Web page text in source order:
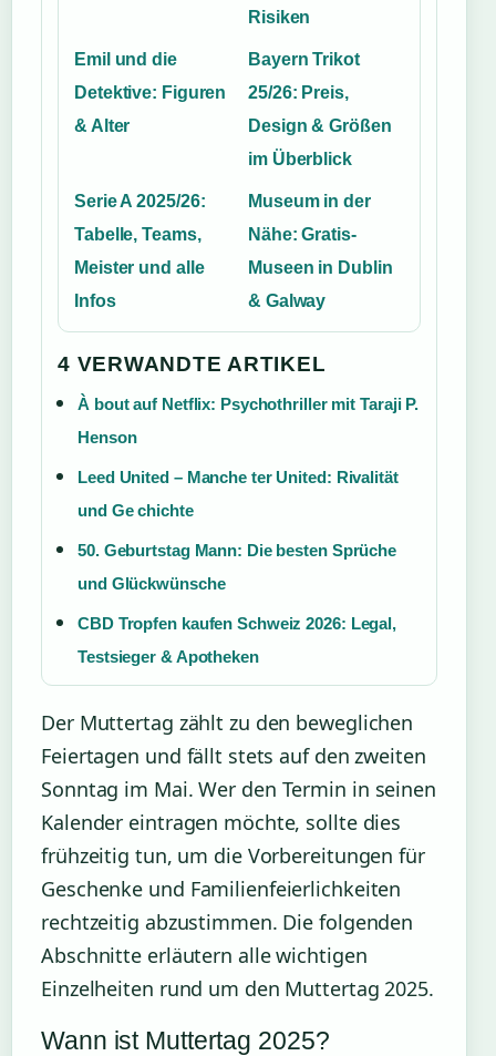
Risiken
Emil und die
Detektive: Figuren
& Alter
Bayern Trikot
25/26: Preis,
Design & Größen
im Überblick
Serie A 2025/26:
Tabelle, Teams,
Meister und alle
Infos
Museum in der
Nähe: Gratis-
Museen in Dublin
& Galway
4 VERWANDTE ARTIKEL
À bout auf Netflix: Psychothriller mit Taraji P.
Henson
Leed United – Manche ter United: Rivalität
und Ge chichte
50. Geburtstag Mann: Die besten Sprüche
und Glückwünsche
CBD Tropfen kaufen Schweiz 2026: Legal,
Testsieger & Apotheken
Der Muttertag zählt zu den beweglichen
Feiertagen und fällt stets auf den zweiten
Sonntag im Mai. Wer den Termin in seinen
Kalender eintragen möchte, sollte dies
frühzeitig tun, um die Vorbereitungen für
Geschenke und Familienfeierlichkeiten
rechtzeitig abzustimmen. Die folgenden
Abschnitte erläutern alle wichtigen
Einzelheiten rund um den Muttertag 2025.
Wann ist Muttertag 2025?